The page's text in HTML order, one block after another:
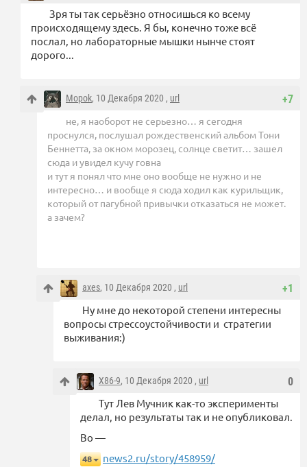
Зря ты так серьёзно относишься ко всему
происходящему здесь. Я бы, конечно тоже всё
послал, но лабораторные мышки нынче стоят
дорого...
+7
Mopok, 10 Декабря 2020 , url
не, я наоборот не серьезно… я сегодня
проснулся, послушал рождественский альбом Тони
Беннетта, за окном морозец, солнце светит… зашел
сюда и увидел кучу говна
и тут я понял что мне оно вообще не нужно и не
интересно… и вообще я сюда ходил как курильщик,
который от пагубной привычки отказаться не может.
а зачем?
+1
axes, 10 Декабря 2020 , url
Ну мне до некоторой степени интересны
вопросы стрессоустойчивости и стратегии
выживания:)
0
X86-9, 10 Декабря 2020 , url
Тут Лев Мучник как-то эксперименты
делал, но результаты так и не опубликовал.
Во —
48 news2.ru/story/458959/